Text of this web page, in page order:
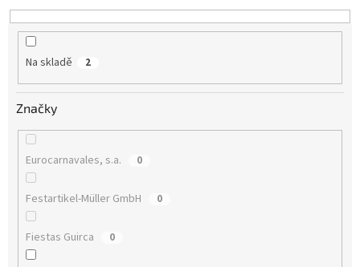
t
ů
Na skladě 2
Značky
Eurocarnavales, s.a. 0
Festartikel-Müller GmbH 0
Fiestas Guirca 0